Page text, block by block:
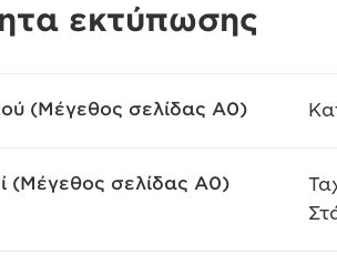
εκτύπωσης
(Μέγεθος σελίδας A0)
(Μέγεθος σελίδας A0)